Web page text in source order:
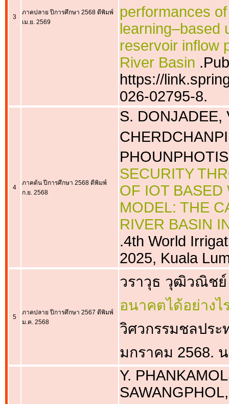
3
ภาคปลาย ปีการศึกษา 2568 ตีพิมพ์
เม.ย. 2569
performances
learning–based
reservoir inflow
River Basin
https://
026-02795-8.
4
ภาคต้น ปีการศึกษา 2568 ตีพิมพ์
ก.ย. 2568
S. DONJADEE,
SECURITY
OF IOT BASED
MODEL: THE
RIVER BASIN
.4th World
2025, Kuala
5
ภาคปลาย ปีการศึกษา 2567 ตีพิมพ์
ม.ค. 2568
วราวุธ วุฒิวณิชย์
อนาคตได้อย่างไ
วิศวกรรมชลปร
มกราคม 2568.
Y.